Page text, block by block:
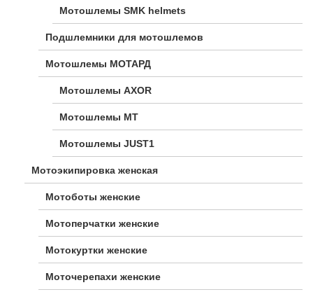
Мотошлемы SMK helmets
Подшлемники для мотошлемов
Мотошлемы МОТАРД
Мотошлемы AXOR
Мотошлемы MT
Мотошлемы JUST1
Мотоэкипировка женская
Мотоботы женские
Мотоперчатки женские
Мотокуртки женские
Моточерепахи женские